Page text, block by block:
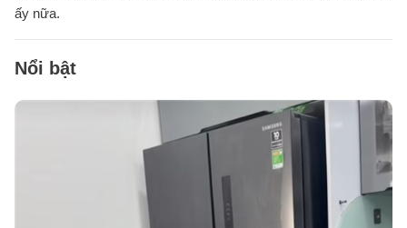
ấy nữa.
Nổi bật